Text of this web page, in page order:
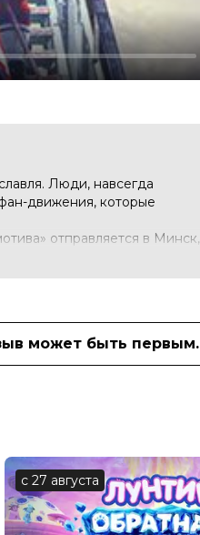
Люди, навсегда
движения, которые
отправляется в Минск,
может быть первым.
с 27 августа